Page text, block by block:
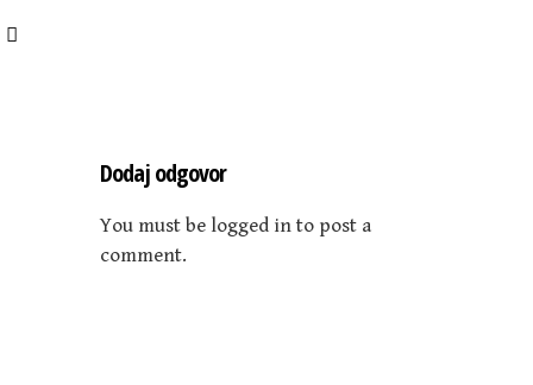
Dodaj odgovor
You must be logged in to post a
comment.